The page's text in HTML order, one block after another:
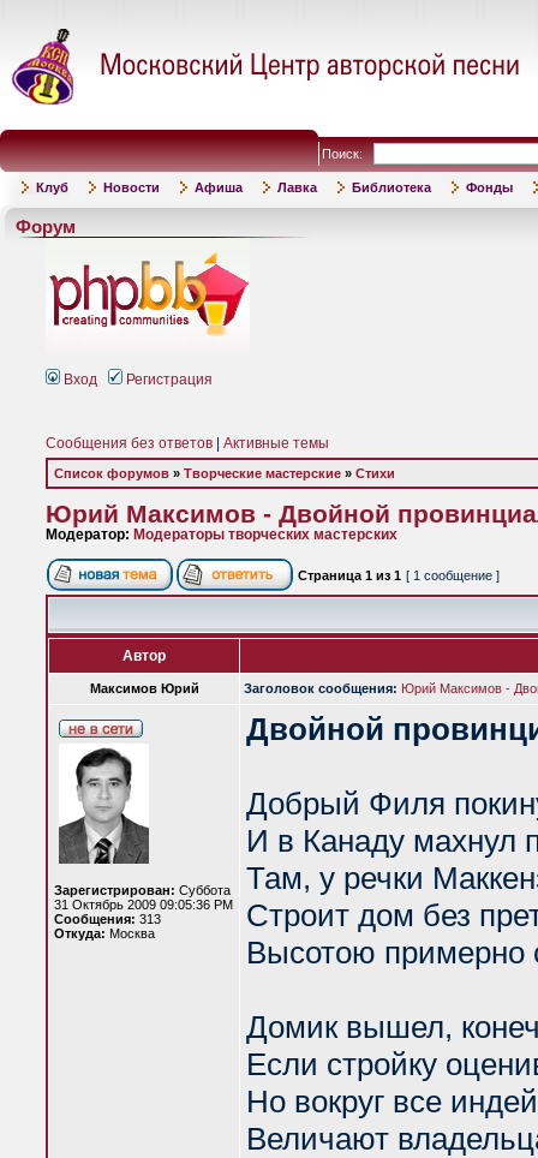
Поиск:
Клуб Новости Афиша Лавка Библиотека Фонды
Форум
Вход Регистрация
Сообщения без ответов Активные темы
Список форумов » Творческие мастерские » Стихи
Юрий Максимов - Двойной
Модератор: Модераторы творческих мастерских
Страница 1 из 1 [ 1 сообщение ]
Автор
Максимов Юрий Заголовок сообщения: Юрий Максимов -
Зарегистрирован: Суббота
31 Октябрь 2009 09:05:36 PM
Сообщения: 313
Откуда: Москва
Двойной
Добрый Филя
И в Канаду махнул
Там, у речки
Строит дом без
Высотою примерно
Домик вышел,
Если стройку
Но вокруг все
Величают